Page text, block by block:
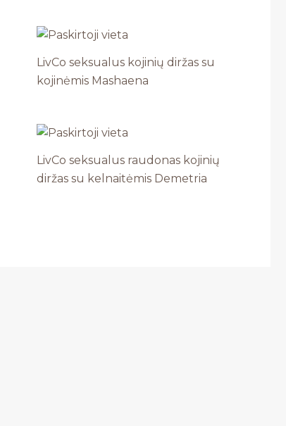
LivCo seksualus kojinių diržas su
kojinėmis Mashaena
LivCo seksualus raudonas kojinių
diržas su kelnaitėmis Demetria